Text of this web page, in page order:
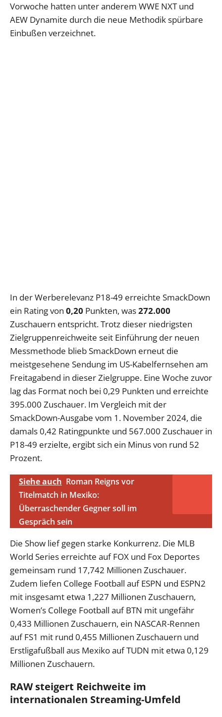
Vorwoche hatten unter anderem WWE NXT und
AEW Dynamite durch die neue Methodik spürbare
Einbußen verzeichnet.
In der Werberelevanz P18-49 erreichte SmackDown
ein Rating von 0,20 Punkten, was272.000
Zuschauern entspricht. Trotz dieser niedrigsten
Zielgruppenreichweite seit Einführung der neuen
Messmethode blieb SmackDown erneut die
meistgesehene Sendung im US-Kabelfernsehen am
Freitagabend in dieser Zielgruppe. Eine Woche zuvor
lag das Format noch bei 0,29 Punkten und erreichte
395.000 Zuschauer. Im Vergleich mit der
SmackDown-Ausgabe vom 1. November 2024, die
damals 0,42 Ratingpunkte und 567.000 Zuschauer in
P18-49 erzielte, ergibt sich ein Minus von rund 52
Prozent.
Siehe auch Roman Reigns vor
Titelmatch in Mexiko:
Überraschender Gegner soll im
Gespräch sein
Die Show lief gegen starke Konkurrenz. Die MLB
World Series erreichte auf FOX und Fox Deportes
gemeinsam rund 17,742 Millionen Zuschauer.
Zudem liefen College Football auf ESPN und ESPN2
mit insgesamt etwa 1,227 Millionen Zuschauern,
Women’s College Football auf BTN mit ungefähr
0,433 Millionen Zuschauern, ein NASCAR-Rennen
auf FS1 mit rund 0,455 Millionen Zuschauern und
Erstligafußball aus Mexiko auf TUDN mit etwa 0,129
Millionen Zuschauern.
RAW steigert Reichweite im
internationalen Streaming-Umfeld